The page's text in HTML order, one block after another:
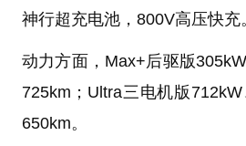
神行超充电池，800V高压快充
动力方面，Max+后驱版
725km；Ultra三电机版
650km。